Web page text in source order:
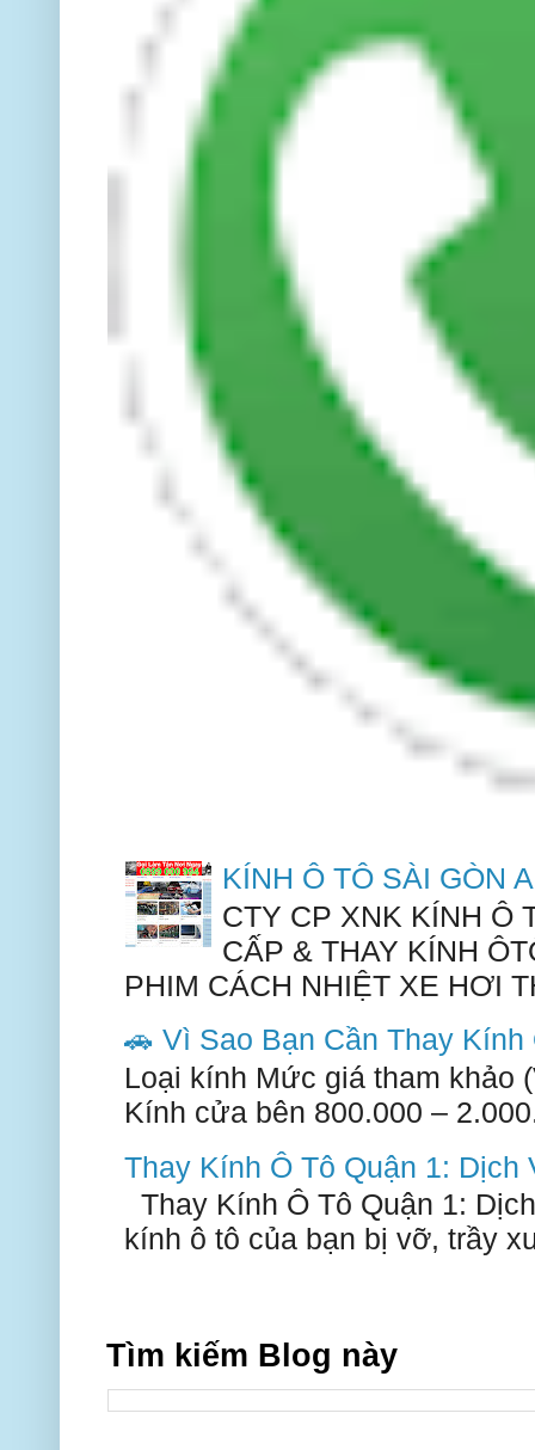
KÍNH Ô TÔ SÀI GÒN
CTY CP XNK KÍNH Ô
CẤP & THAY KÍNH
PHIM CÁCH NHIỆT XE HƠI
🚗 Vì Sao Bạn Cần Thay
Loại kính Mức giá tham khảo
Kính cửa bên 800.000 –
Thay Kính Ô Tô Quận 1:
Thay Kính Ô Tô Quận 1:
kính ô tô của bạn bị vỡ, trầy
Tìm kiếm Blog này